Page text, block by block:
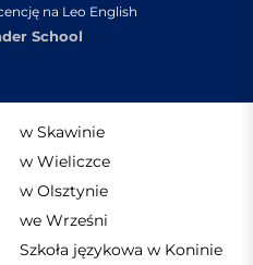
School
na Leo English
w Skawinie
w Wieliczce
w Olsztynie
we Wrześni
Szkoła językowa w Koninie